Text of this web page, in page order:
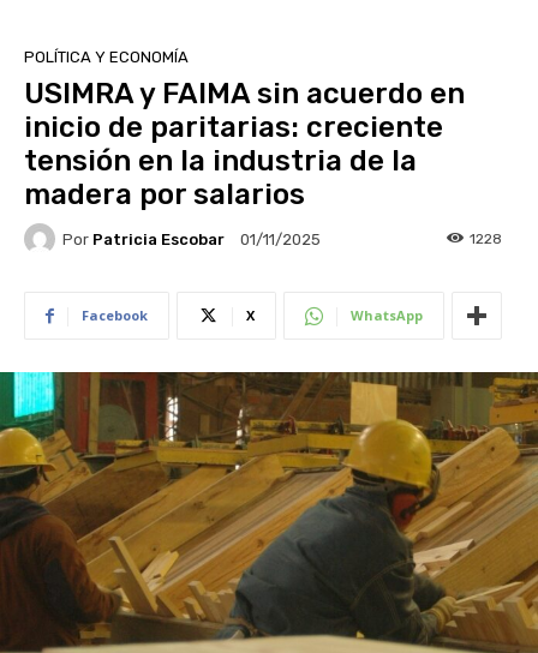
POLÍTICA Y ECONOMÍA
USIMRA y FAIMA sin acuerdo en
inicio de paritarias: creciente
tensión en la industria de la
madera por salarios
Por Patricia Escobar 01/11/2025 1228
Facebook X WhatsApp